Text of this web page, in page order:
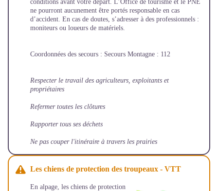
conditions avant votre départ. L’Office de tourisme et le PNE
ne pourront aucunement être portés responsable en cas
d’accident. En cas de doutes, s’adresser à des professionnels :
moniteurs ou loueurs de matériels.
Coordonnées des secours : Secours Montagne : 112
Respecter le travail des agriculteurs, exploitants et
propriétaires
Refermer toutes les clôtures
Rapporter tous ses déchets
Ne pas couper l'itinéraire à travers les prairies
Les chiens de protection des troupeaux - VTT
En alpage, les chiens de protection